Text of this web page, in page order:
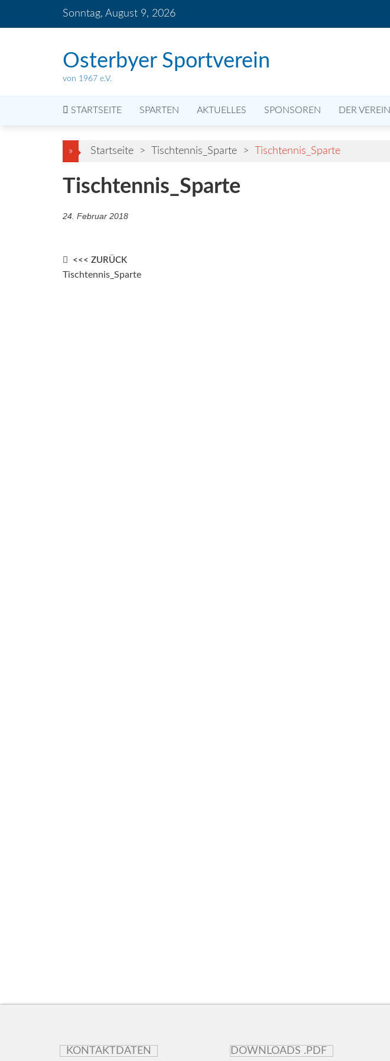
Sonntag, August 9, 2026
Osterbyer Sportverein
von 1967 e.V.
STARTSEITE SPARTEN AKTUELLES SPONSOREN DER VEREIN
» Startseite > Tischtennis_Sparte > Tischtennis_Sparte
Tischtennis_Sparte
24. Februar 2018
Post
<<< ZURÜCK
Tischtennis_Sparte
KONTAKTDATEN DOWNLOADS .PDF